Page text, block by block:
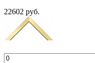
22602 руб.